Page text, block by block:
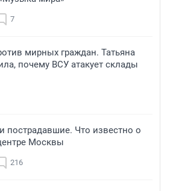
7
мирных граждан. Татьяна
почему ВСУ атакует склады
пострадавшие. Что известно о
Москвы
216